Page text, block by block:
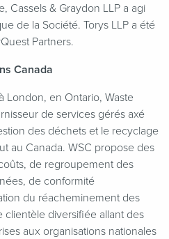
Cassels & Graydon LLP a agi
de la Société. Torys LLP a été
Partners.
Canada
en Ontario, Waste
de services gérés axé
des déchets et le recyclage
au Canada. WSC propose des
de regroupement des
de conformité
du réacheminement des
clientèle diversifiée allant des
aux organisations nationales